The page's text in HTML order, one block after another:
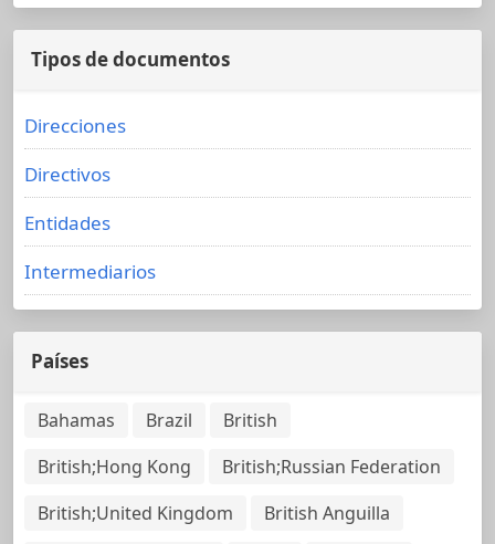
Tipos de documentos
Direcciones
Directivos
Entidades
Intermediarios
Países
Bahamas Brazil
British
British;Hong Kong
British;Russian Federation
British;United Kingdom
British Anguilla